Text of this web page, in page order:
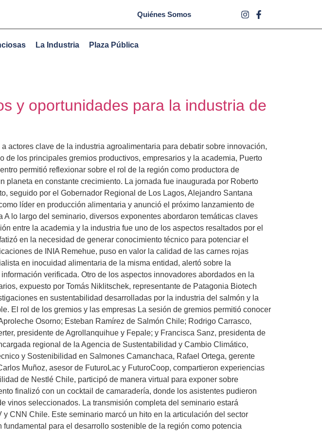
Quiénes Somos
La Industria Plaza Pública
y oportunidades para la industria de
actores clave de la industria agroalimentaria para debatir sobre innovación,
los principales gremios productivos, empresarios y la academia, Puerto
permitió reflexionar sobre el rol de la región como productora de
en constante crecimiento. La jornada fue inaugurada por Roberto
seguido por el Gobernador Regional de Los Lagos, Alejandro Santana
líder en producción alimentaria y anunció el próximo lanzamiento de
lo largo del seminario, diversos exponentes abordaron temáticas claves
entre la academia y la industria fue uno de los aspectos resaltados por el
en la necesidad de generar conocimiento técnico para potenciar el
de INIA Remehue, puso en valor la calidad de las carnes rojas
en inocuidad alimentaria de la misma entidad, alertó sobre la
verificada. Otro de los aspectos innovadores abordados en la
expuesto por Tomás Niklitschek, representante de Patagonia Biotech
en sustentabilidad desarrolladas por la industria del salmón y la
El rol de los gremios y las empresas La sesión de gremios permitió conocer
Osorno; Esteban Ramírez de Salmón Chile; Rodrigo Carrasco,
presidente de Agrollanquihue y Fepale; y Francisca Sanz, presidenta de
regional de la Agencia de Sustentabilidad y Cambio Climático,
y Sostenibilidad en Salmones Camanchaca, Rafael Ortega, gerente
Muñoz, asesor de FuturoLac y FuturoCoop, compartieron experiencias
de Nestlé Chile, participó de manera virtual para exponer sobre
finalizó con un cocktail de camaradería, donde los asistentes pudieron
vinos seleccionados. La transmisión completa del seminario estará
CNN Chile. Este seminario marcó un hito en la articulación del sector
para el desarrollo sostenible de la región como potencia